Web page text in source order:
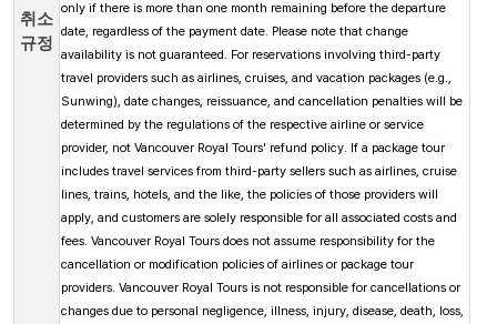
취소
규정
only if there is more than one month remaining before the departure
date, regardless of the payment date. Please note that change
availability is not guaranteed. For reservations involving third-party
travel providers such as airlines, cruises, and vacation packages (e.g.,
Sunwing), date changes, reissuance, and cancellation penalties will be
determined by the regulations of the respective airline or service
provider, not Vancouver Royal Tours' refund policy. If a package tour
includes travel services from third-party sellers such as airlines, cruise
lines, trains, hotels, and the like, the policies of those providers will
apply, and customers are solely responsible for all associated costs and
fees. Vancouver Royal Tours does not assume responsibility for the
cancellation or modification policies of airlines or package tour
providers. Vancouver Royal Tours is not responsible for cancellations or
changes due to personal negligence, illness, injury, disease, death, loss,